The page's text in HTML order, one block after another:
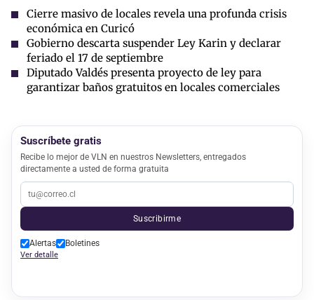
Cierre masivo de locales revela una profunda crisis
económica en Curicó
Gobierno descarta suspender Ley Karin y declarar
feriado el 17 de septiembre
Diputado Valdés presenta proyecto de ley para
garantizar baños gratuitos en locales comerciales
Suscríbete gratis
Recibe lo mejor de VLN en nuestros Newsletters, entregados
directamente a usted de forma gratuita
Suscribirme
Alertas Boletines
Ver detalle